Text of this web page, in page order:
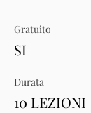
Gratuito
SI
Durata
10 LEZIONI